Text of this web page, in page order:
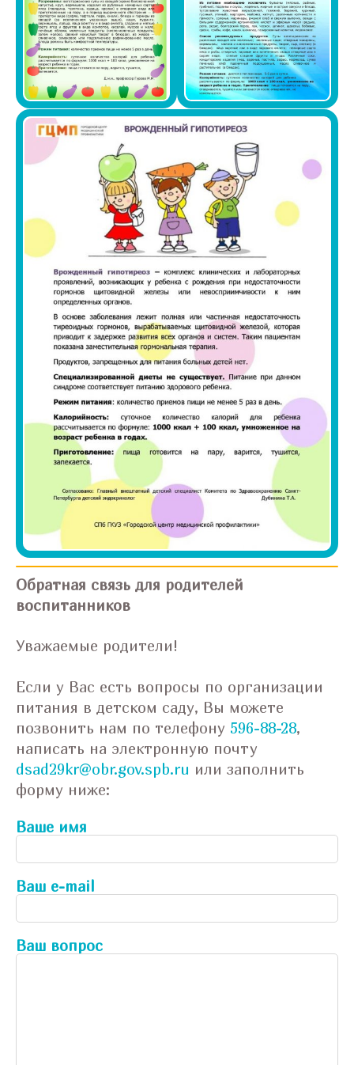
Обратная связь для родителей
воспитанников
Уважаемые родители!
Если у Вас есть вопросы по организации
питания в детском саду, Вы можете
позвонить нам по телефону 596-88-28,
написать на электронную почту
dsad29kr@obr.gov.spb.ru или заполнить
форму ниже:
Ваше имя
Ваш e-mail
Ваш вопрос